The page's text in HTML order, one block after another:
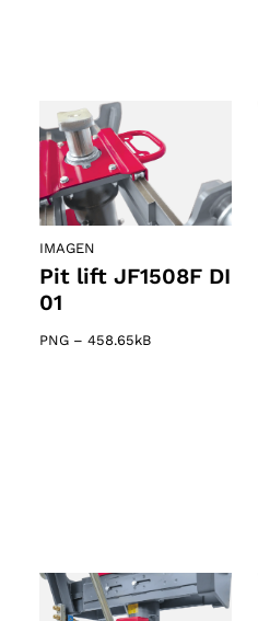
IMAGEN
Pit lift JF1508F DI
01
PNG – 458.65kB